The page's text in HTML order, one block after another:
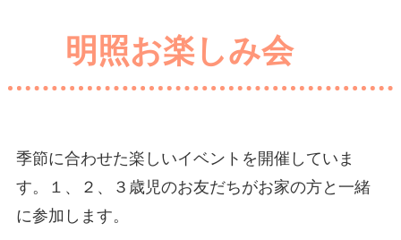
明照お楽しみ会
季節に合わせた楽しいイベントを開催していま
す。１、２、３歳児のお友だちがお家の方と一緒
に参加します。